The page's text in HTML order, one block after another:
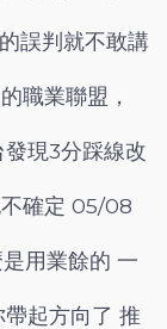
誤判就不敢講
職業聯盟，
現3分踩線改
確定 05/08
用業餘的 一
起方向了 推